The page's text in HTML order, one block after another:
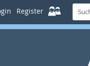
Register
Suche
in
KUPS